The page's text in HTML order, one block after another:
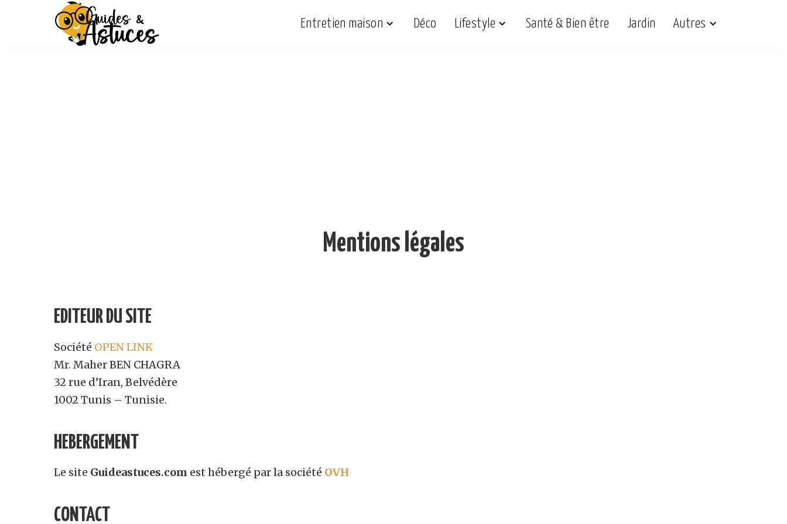
Entretien maison Déco Lifestyle Santé & Bien être Jardin Autres
Mentions légales
EDITEUR DU SITE
Société OPEN LINK
Mr. Maher BEN CHAGRA
32 rue d’Iran, Belvédère
1002 Tunis – Tunisie.
HEBERGEMENT
Le site Guideastuces.com est hébergé par la société OVH
CONTACT